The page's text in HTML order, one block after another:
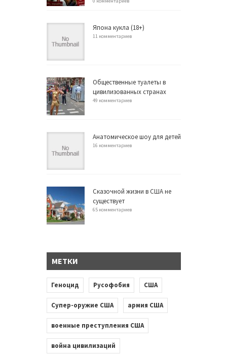
Япона кукла (18+)
11 комментариев
Общественные туалеты в
цивилизованных странах
49 комментариев
Анатомическое шоу для детей
16 комментариев
Сказочной жизни в США не
существует
65 комментариев
МЕТКИ
Геноцид Русофобия США
Супер-оружие США армия США
военные преступления США
война цивилизаций